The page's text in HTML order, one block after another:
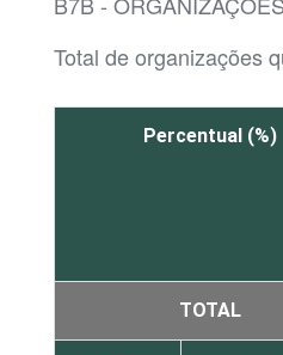
Total de organizações
Percentual (%)
TOTAL